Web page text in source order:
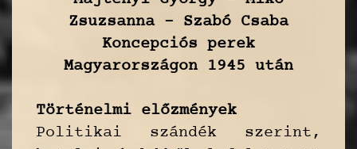
Zsuzsanna – Szabó Csaba
Koncepciós perek
Magyarországon 1945 után
Történelmi előzmények
Politikai szándék szerint,